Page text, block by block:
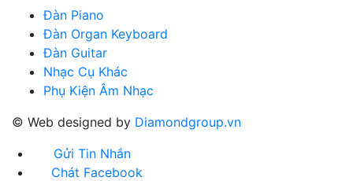
Đàn Piano
Đàn Organ Keyboard
Đàn Guitar
Nhạc Cụ Khác
Phụ Kiện Âm Nhạc
© Web designed by Diamondgroup.vn
Gửi Tin Nhắn
Chát Facebook